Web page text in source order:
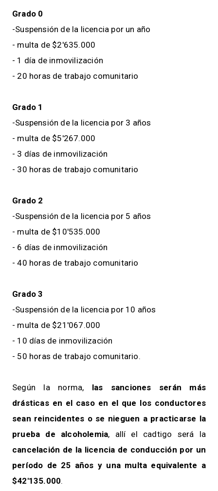
Grado 0
-Suspensión de la licencia por un año
- multa de $2'635.000
- 1 día de inmovilización
- 20 horas de trabajo comunitario
Grado 1
-Suspensión de la licencia por 3 años
- multa de $5'267.000
- 3 días de inmovilización
- 30 horas de trabajo comunitario
Grado 2
-Suspensión de la licencia por 5 años
- multa de $10'535.000
- 6 días de inmovilización
- 40 horas de trabajo comunitario
Grado 3
-Suspensión de la licencia por 10 años
- multa de $21'067.000
- 10 días de inmovilización
- 50 horas de trabajo comunitario.
Según la norma, las sanciones serán más
drásticas en el caso en el que los conductores
sean reincidentes o se nieguen a practicarse la
prueba de alcoholemia, allí el cadtigo será la
cancelación de la licencia de conducción por un
período de 25 años y una multa equivalente a
$42'135.000.